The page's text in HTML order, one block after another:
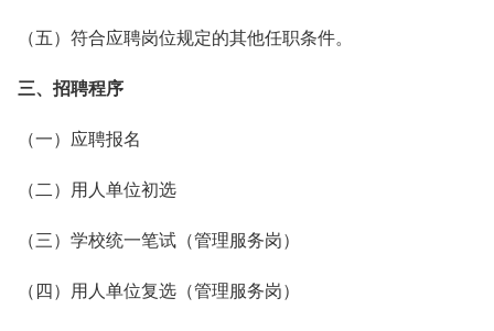
（五）符合应聘岗位规定的其他任职条件。
三、招聘程序
（一）应聘报名
（二）用人单位初选
（三）学校统一笔试（管理服务岗）
（四）用人单位复选（管理服务岗）